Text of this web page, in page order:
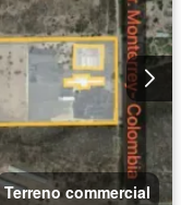
Terreno commercial